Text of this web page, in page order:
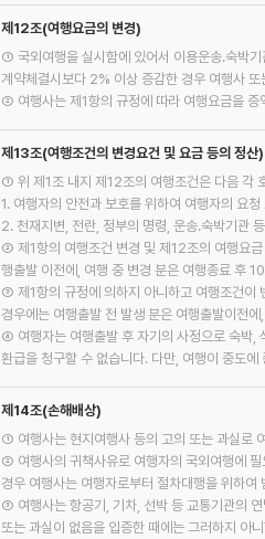
제12조(여행요금의 변경)
① 국외여행을 실시함에 있어서 이용운송․숙박
계약체결시보다 2% 이상 증감한 경우 여행사
② 여행사는 제1항의 규정에 따라 여행요금을
제13조(여행조건의 변경요건 및 요금 등의 정산)
① 위 제1조 내지 제12조의 여행조건은 다음 각
1. 여행자의 안전과 보호를 위하여 여행자의 요
2. 천재지변, 전란, 정부의 명령, 운송․숙박기관
② 제1항의 여행조건 변경 및 제12조의 여행요
행출발 이전에, 여행 중 변경 분은 여행종료 후
③ 제1항의 규정에 의하지 아니하고 여행조건이
경우에는 여행출발 전 발생 분은 여행출발이전
④ 여행자는 여행출발 후 자기의 사정으로 숙박,
환급을 청구할 수 없습니다. 다만, 여행이 중도
제14조(손해배상)
① 여행사는 현지여행사 등의 고의 또는 과실로
② 여행사의 귀책사유로 여행자의 국외여행에
경우 여행사는 여행자로부터 절차대행을 위하
③ 여행사는 항공기, 기차, 선박 등 교통기관의
또는 과실이 없음을 입증한 때에는 그러하지 아